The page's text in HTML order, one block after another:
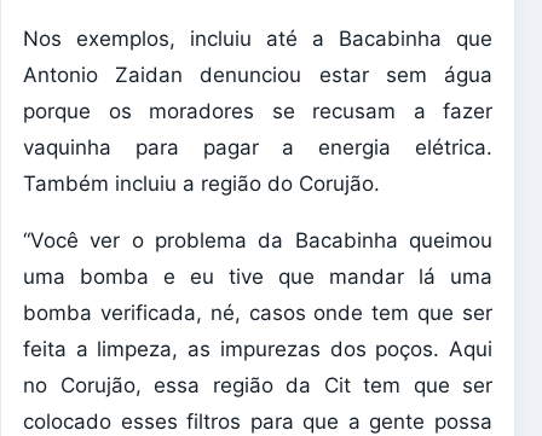
Nos exemplos, incluiu até a Bacabinha que
Antonio Zaidan denunciou estar sem água
porque os moradores se recusam a fazer
vaquinha para pagar a energia elétrica.
Também incluiu a região do Corujão.
“Você ver o problema da Bacabinha queimou
uma bomba e eu tive que mandar lá uma
bomba verificada, né, casos onde tem que ser
feita a limpeza, as impurezas dos poços. Aqui
no Corujão, essa região da Cit tem que ser
colocado esses filtros para que a gente possa